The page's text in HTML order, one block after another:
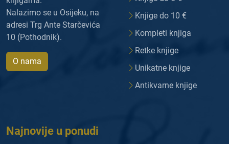
Nalazimo se u Osijeku, na
adresi Trg Ante Starčevića
10 (Pothodnik).
O nama
Knjige do 10 €
Kompleti knjiga
Retke knjige
Unikatne knjige
Antikvarne knjige
Najnovije u ponudi